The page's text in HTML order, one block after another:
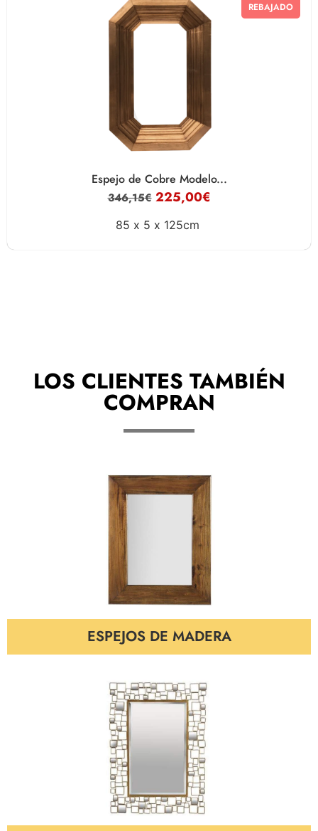
REBAJADO
Espejo de Cobre Modelo...
346,15€ 225,00€
85 x 5 x 125cm
LOS CLIENTES TAMBIÉN
COMPRAN
ESPEJOS DE MADERA